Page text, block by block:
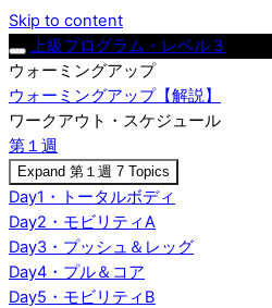
Skip to content
上級プログラム・レベル３
ウォーミングアップ
ウォーミングアップ【解説】
ワークアウト・スケジュール
第１週
Expand 第１週 7 Topics
Day1・トータルボディ
Day2・モビリティA
Day3・プッシュ＆レッグ
Day4・プル＆コア
Day5・モビリティB